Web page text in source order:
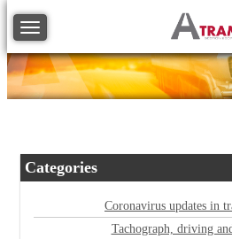
Toggle navigation
Categories
Coronavirus updates in
Tachograph, driving